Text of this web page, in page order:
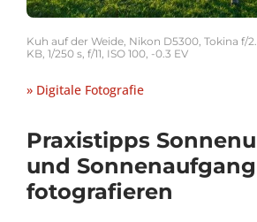
Kuh auf der Weide, Nikon D5300, Tokina f/
KB, 1/250 s, f/11, ISO 100, -0.3 EV
» Digitale Fotografie
Praxistipps
und Sonnenaufgang
fotografieren